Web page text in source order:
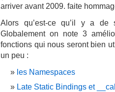
arriver avant 2009. faite
Alors qu’est-ce qu’il y a de
Globalement on note 3
fonctions qui nous seront bien
un peu :
les Namespaces
Late Static Bindings et